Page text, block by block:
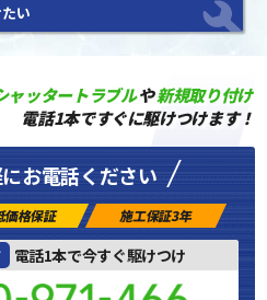
い
ャッタートラブルや新規取り付け
電話1本ですぐに駆けつけます！
お電話ください
価格保証 施工保証3年
電話1本で今すぐ駆けつけ